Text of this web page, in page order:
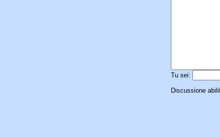
Tu sei:
Discussione